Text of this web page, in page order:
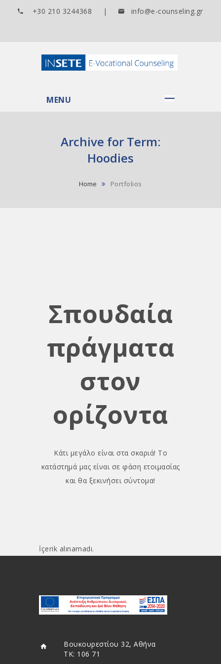
+30 210 3244368 | info@e-counseling.gr
MENU
Archive for Term:
Hoodies
Home Portfolios
Σπουδαία
πράγματα
στον
ορίζοντα
Κάτι μεγάλο είναι στα σκαριά! Το
κατάστημά μας είναι σε φάση ετοιμασίας
και θα ξεκινήσει σύντομα!
İçerik alınamadı.
Βουκουρεστίου 32, Αθήνα
ΤΚ: 106 71